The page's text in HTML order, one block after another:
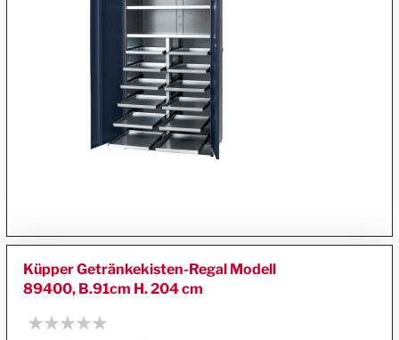
Küpper Getränkekisten-Regal Modell
89400, B.91cm H. 204 cm